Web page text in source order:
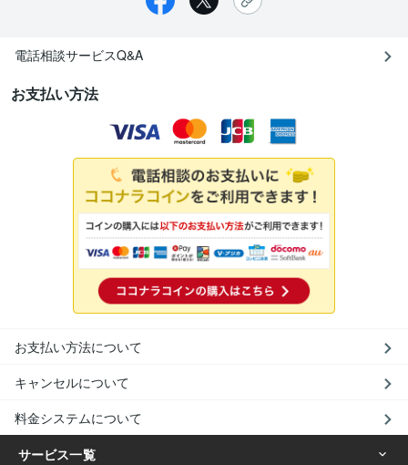
電話相談サービスQ&A
お支払い方法
お支払い方法について
キャンセルについて
料金システムについて